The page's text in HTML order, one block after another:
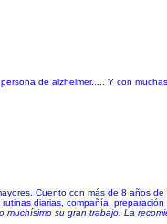
de alzheimer..... Y con
Cuento con más de 8 años
diarias, compañía, preparación
su gran trabajo. La